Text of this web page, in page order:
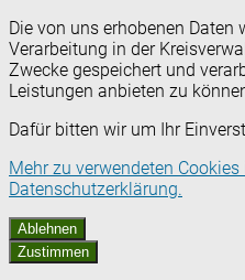
Die von uns erhobenen Daten
Verarbeitung in der
Zwecke gespeichert und
Leistungen anbieten zu
Dafür bitten wir um Ihr
Mehr zu verwendeten Cookies
Datenschutzerklärung.
Ablehnen
Zustimmen